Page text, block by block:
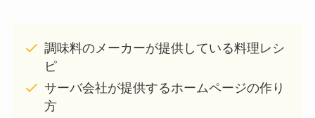
調味料のメーカーが提供している料理レシ
ピ
サーバ会社が提供するホームページの作り
方